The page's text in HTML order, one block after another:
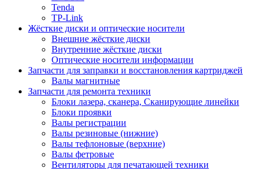
Tenda
TP-Link
Жёсткие диски и оптические носители
Внешние жёсткие диски
Внутренние жёсткие диски
Оптические носители информации
Запчасти для заправки и восстановления картриджей
Валы магнитные
Запчасти для ремонта техники
Блоки лазера, сканера, Сканирующие линейки
Блоки проявки
Валы регистрации
Валы резиновые (нижние)
Валы тефлоновые (верхние)
Валы фетровые
Вентиляторы для печатающей техники